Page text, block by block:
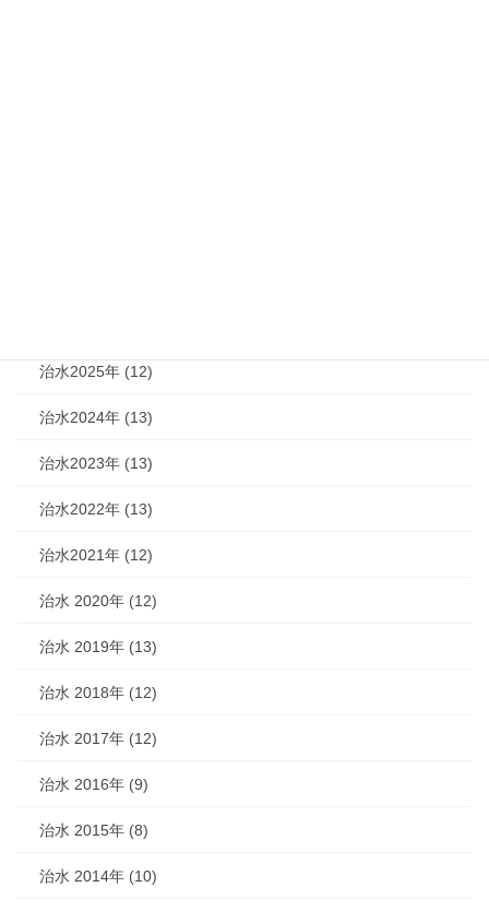
治水2025年 (12)
治水2024年 (13)
治水2023年 (13)
治水2022年 (13)
治水2021年 (12)
治水 2020年 (12)
治水 2019年 (13)
治水 2018年 (12)
治水 2017年 (12)
治水 2016年 (9)
治水 2015年 (8)
治水 2014年 (10)